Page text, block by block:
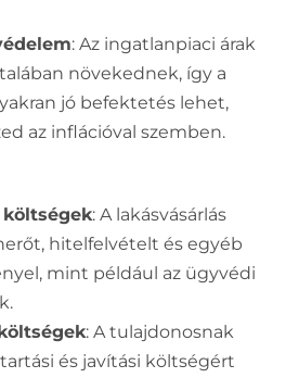
: Az ingatlanpiaci árak
növekednek, így a
jó befektetés lehet,
az inflációval szemben.
: A lakásvásárlás
hitelfelvételt és egyéb
mint például az ügyvédi
: A tulajdonosnak
és javítási költségért